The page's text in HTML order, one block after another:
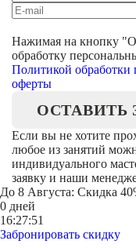
Нажимая на кнопку "
обработку
Политикой
оферты
ОСТАВИТЬ
Если вы не хотите
любое из занятий
индивидуального
заявку и наши
До 8 Августа: Скидка
0 дней
16:27:51
Забронировать скидку